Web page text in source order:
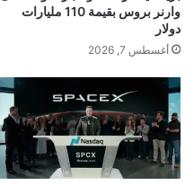
ا
ت
إ
ى
أ
م
ا
ك
ن
ج
د
ة
ع
م
ب
ت
وارنر بروس بقيمة 110 مليارات
دولار
أغسطس 7, 2026